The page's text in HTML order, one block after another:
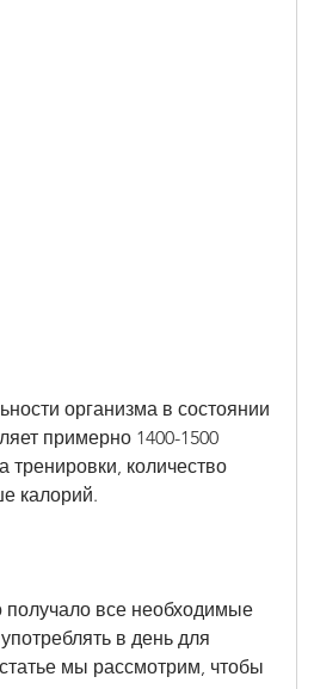
примерно 1400-1500
тренировки, количество
калорий.
все необходимые
в день для
мы рассмотрим, чтобы